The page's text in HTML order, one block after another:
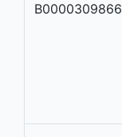
B0000309866